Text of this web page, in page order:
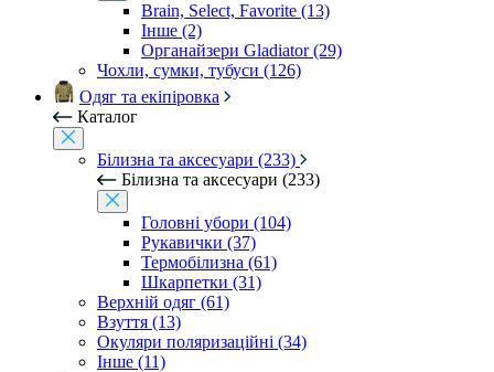
Brain, Select, Favorite (13)
Інше (2)
Органайзери Gladiator (29)
Чохли, сумки, тубуси (126)
Одяг та екіпіровка
Каталог
Білизна та аксесуари (233)
Білизна та аксесуари (233)
Головні убори (104)
Рукавички (37)
Термобілизна (61)
Шкарпетки (31)
Верхній одяг (61)
Взуття (13)
Окуляри поляризаційні (34)
Інше (11)